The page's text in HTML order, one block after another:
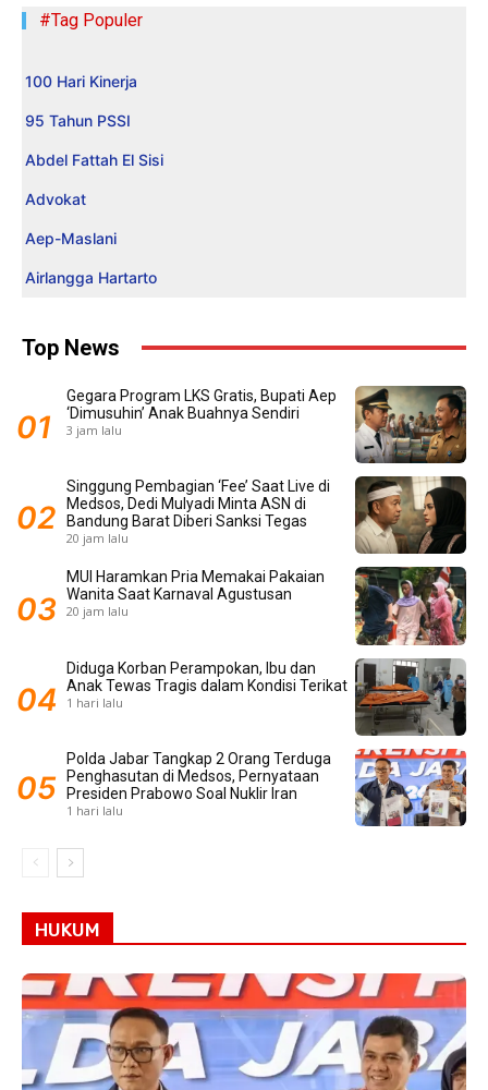
#Tag Populer
100 Hari Kinerja
95 Tahun PSSI
Abdel Fattah El Sisi
Advokat
Aep-Maslani
Airlangga Hartarto
Top News
Gegara Program LKS Gratis, Bupati Aep
‘Dimusuhin’ Anak Buahnya Sendiri
3 jam lalu
Singgung Pembagian ‘Fee’ Saat Live di
Medsos, Dedi Mulyadi Minta ASN di
Bandung Barat Diberi Sanksi Tegas
20 jam lalu
MUI Haramkan Pria Memakai Pakaian
Wanita Saat Karnaval Agustusan
20 jam lalu
Diduga Korban Perampokan, Ibu dan
Anak Tewas Tragis dalam Kondisi Terikat
1 hari lalu
Polda Jabar Tangkap 2 Orang Terduga
Penghasutan di Medsos, Pernyataan
Presiden Prabowo Soal Nuklir Iran
1 hari lalu
HUKUM